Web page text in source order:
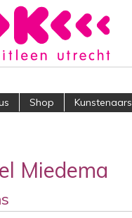
Shop Kunstenaars
Miedema